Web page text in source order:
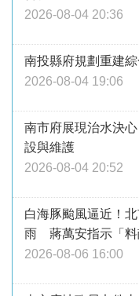
2026-08-04 20:36
南投縣府規劃重建
2026-08-04 19:06
南市府展現治水決
設與維護
2026-08-04 20:52
白海豚颱風逼近！
雨 蔣萬安指示「料
2026-08-06 16:00